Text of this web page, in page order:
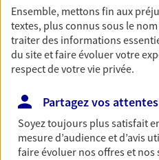
OBTENIR UN
Garantie
Bricoleuse, féru de
ou grande lectrice…
accident du quotidien.
Accident, protégez votre
revenus.
Ensemble, mettons fin aux
textes, plus connus sous le
traiter des informations
du site et faire évoluer votre
respect de votre vie privée.
Partagez vos attentes
Soyez toujours plus satisfait
mesure d’audience et d’avis
faire évoluer nos offres et nos